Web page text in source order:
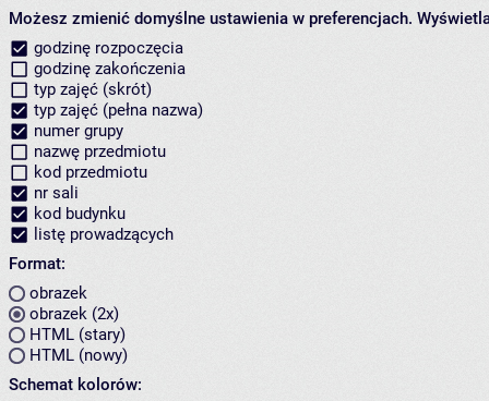
Możesz zmienić domyślne ustawienia w preferencjach.
godzinę rozpoczęcia
godzinę zakończenia
typ zajęć (skrót)
typ zajęć (pełna nazwa)
numer grupy
nazwę przedmiotu
kod przedmiotu
nr sali
kod budynku
listę prowadzących
Format:
obrazek
obrazek (2x)
HTML (stary)
HTML (nowy)
Schemat kolorów: